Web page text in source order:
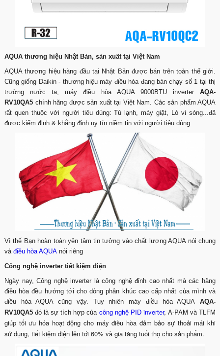
AQUA thương hiệu Nhật Bản, sản xuất tại Việt Nam
AQUA thương hiệu hàng đầu tại Nhật Bản được bán trên toàn thế giới.
Cũng giống Daikin - thương hiệu máy điều hòa đang bán chạy số 1 tại thị
trường nước ta, máy điều hòa AQUA 9000BTU inverter AQA-
RV10QA5 chính hãng được sản xuất tại Việt Nam. Các sản phẩm AQUA
rất quen thuộc với người tiêu dùng: Tủ lạnh, máy giặt, Lò vi sóng...đã
được kiểm định & khẳng định uy tín niềm tin với người tiêu dùng.
Vì thế Bạn hoàn toàn yên tâm tin tưởng vào chất lượng AQUA nói chung
và điều hòa AQUA nói riêng
Công nghệ inverter tiết kiệm điện
Ngày nay, Công nghệ inverter là công nghệ đỉnh cao nhất mà các hãng
điều hòa đều hướng tới cho dòng phân khúc cao cấp nhất của mình và
điều hòa AQUA cũng vậy. Tuy nhiên máy điều hòa AQUA AQA-
RV10QA5 đó là sự tích hợp của công nghệ PID inverter, A-PAM và TLFM
giúp tối ưu hóa hoạt động cho máy điều hòa đảm bảo sự thoải mái khi
sử dụng, tiết kiệm điện lên tới 60% và gia tăng tuổi thọ cho sản phẩm.